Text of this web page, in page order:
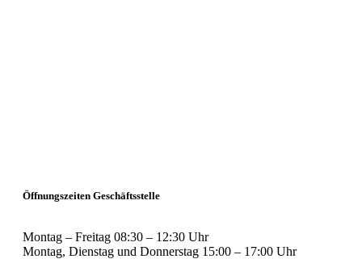
Öffnungszeiten Geschäftsstelle
Montag – Freitag 08:30 – 12:30 Uhr
Montag, Dienstag und Donnerstag 15:00 – 17:00 Uhr